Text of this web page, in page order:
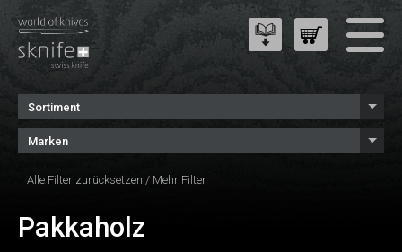
Sortiment
Marken
Alle Filter zurücksetzen / Mehr Filter
Pakkaholz